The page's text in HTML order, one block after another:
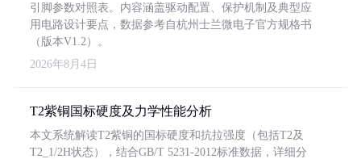
引脚参数对照表。内容涵盖驱动配置、保护机制及典型应
用电路设计要点，数据参考自杭州士兰微电子官方规格书
（版本V1.2）。
2026年8月4日
T2紫铜国标硬度及力学性能分析
本文系统解读T2紫铜的国标硬度和抗拉强度（包括T2及
T2_1/2H状态），结合GB/T 5231-2012标准数据，详细分